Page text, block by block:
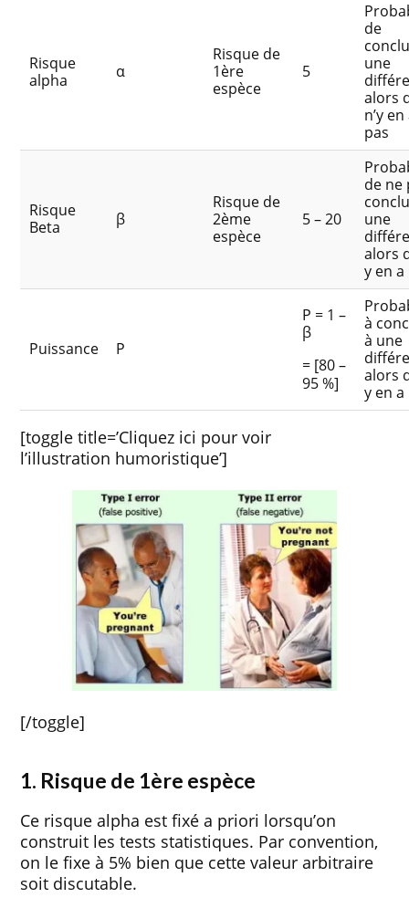
Risque
alpha
α
Risque de
1ère
espèce
5
de
une
alors
n’y en
pas
Risque
Beta
β
Risque de
2ème
espèce
5 – 20
de ne
une
alors
y en a
Puissance P
P = 1 –
β
= [80 –
95 %]
à
à une
alors
y en a
[toggle title=’Cliquez ici pour voir
l’illustration humoristique’]
[/toggle]
1. Risque de 1ère espèce
Ce risque alpha est fixé a priori lorsqu’on
construit les tests statistiques. Par convention,
on le fixe à 5% bien que cette valeur arbitraire
soit discutable.